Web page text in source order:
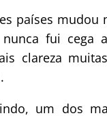
países mudou
fui cega
clareza
um dos